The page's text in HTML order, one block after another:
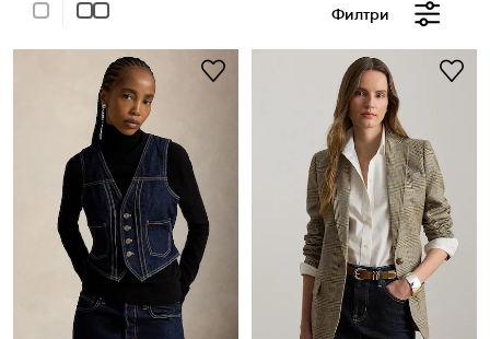
Филтри